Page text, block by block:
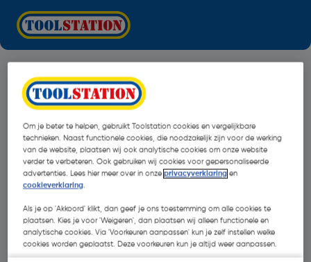
Om je beter te helpen, gebruikt Toolstation cookies en vergelijkbare
technieken. Naast functionele cookies, die noodzakelijk zijn voor de werking
van de website, plaatsen wij ook analytische cookies om onze website
verder te verbeteren. Ook gebruiken wij cookies voor gepersonaliseerde
advertenties. Lees hier meer over in onzeprivacyverklaring en
cookieverklaring.
Als je op 'Akkoord' klikt, dan geef je ons toestemming om alle cookies te
plaatsen. Kies je voor 'Weigeren', dan plaatsen wij alleen functionele en
analytische cookies. Via 'Voorkeuren aanpassen' kun je zelf instellen welke
cookies worden geplaatst. Deze voorkeuren kun je altijd weer aanpassen.